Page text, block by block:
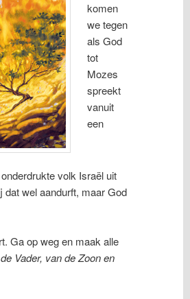
komen
we tegen
als God
tot
Mozes
spreekt
vanuit
een
volk Israël uit
dat wel aandurft, maar God
Ga op weg en maak alle
Vader, van de Zoon en